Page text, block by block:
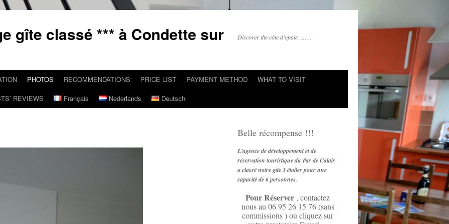
gîte classé *** à Condette sur
Discover the côte d'opale …….
PHOTOS RECOMMENDATIONS PRICE LIST PAYMENT METHOD
WHAT TO VISIT
REVIEWS Français Nederlands Deutsch
Belle récompense !!!
L'agence de développement et de
réservation touristique du Pas de Calais
a classé notre gite 3 étoiles pour une
capacité de 6 personnes.
Pour Réserver , contactez
nous au 06 95 26 15 76 (sans
commissions ) ou cliquez sur